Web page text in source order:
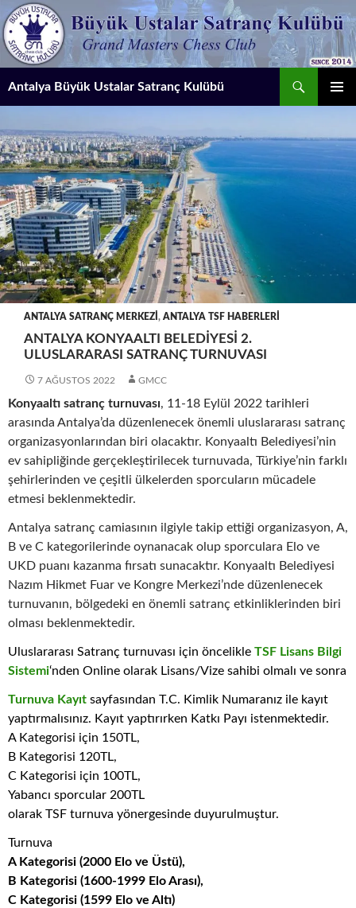
İçeriğe
atla
Antalya Büyük Ustalar Satranç Kulübü
ANTALYA SATRANÇ MERKEZI , ANTALYA TSF HABERLERI
ANTALYA KONYAALTI BELEDIYESI 2.
ULUSLARARASI SATRANÇ TURNUVASI
7 AĞUSTOS 2022 GMCC
Konyaaltı satranç turnuvası, 11-18 Eylül 2022 tarihleri
arasında Antalya’da düzenlenecek önemli uluslararası satranç
organizasyonlarından biri olacaktır. Konyaaltı Belediyesi’nin
ev sahipliğinde gerçekleştirilecek turnuvada, Türkiye’nin farklı
şehirlerinden ve çeşitli ülkelerden sporcuların mücadele
etmesi beklenmektedir.
Antalya satranç camiasının ilgiyle takip ettiği organizasyon, A,
B ve C kategorilerinde oynanacak olup sporculara Elo ve
UKD puanı kazanma fırsatı sunacaktır. Konyaaltı Belediyesi
Nazım Hikmet Fuar ve Kongre Merkezi’nde düzenlenecek
turnuvanın, bölgedeki en önemli satranç etkinliklerinden biri
olması beklenmektedir.
Uluslararası Satranç turnuvası için öncelikle TSF Lisans Bilgi
Sistemi‘nden Online olarak Lisans/Vize sahibi olmalı ve sonra
Turnuva Kayıt sayfasından T.C. Kimlik Numaranız ile kayıt
yaptırmalısınız. Kayıt yaptırırken Katkı Payı istenmektedir.
A Kategorisi için 150TL,
B Kategorisi 120TL,
C Kategorisi için 100TL,
Yabancı sporcular 200TL
olarak TSF turnuva yönergesinde duyurulmuştur.
Turnuva
A Kategorisi (2000 Elo ve Üstü),
B Kategorisi (1600-1999 Elo Arası),
C Kategorisi (1599 Elo ve Altı)